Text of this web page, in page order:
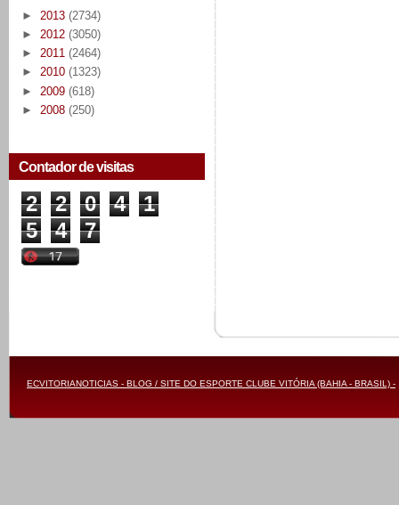
► 2013 (2734)
► 2012 (3050)
► 2011 (2464)
► 2010 (1323)
► 2009 (618)
► 2008 (250)
Contador de visitas
2 2 0 4
1
5
4 7
ECVITORIANOTICIAS - BLOG / SITE DO ESPORTE CLUBE VITÓRIA (BAHIA - BRASIL) -